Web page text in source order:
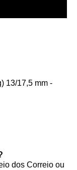
13/17,5 mm -
dos Correio ou